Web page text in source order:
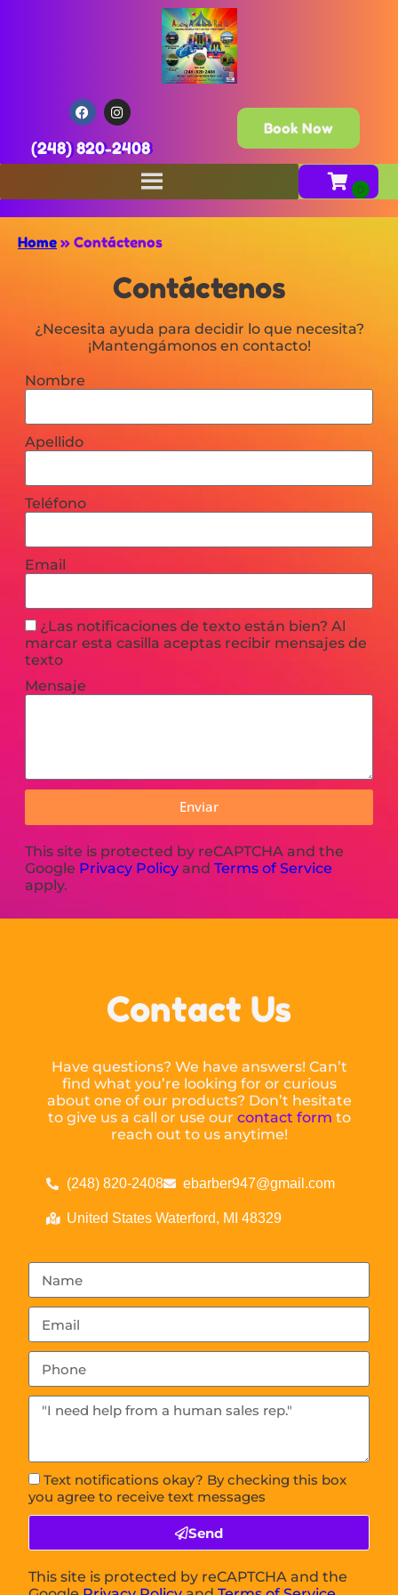
(248) 820-2408
Book Now
Home » Contáctenos
Contáctenos
¿Necesita ayuda para decidir lo que necesita?
¡Mantengámonos en contacto!
Nombre
Apellido
Teléfono
Email
¿Las notificaciones de texto están bien? Al
marcar esta casilla aceptas recibir mensajes de
texto
Mensaje
Enviar
This site is protected by reCAPTCHA and the
Google Privacy Policyand Terms of Service
apply.
Contact Us
Have questions? We have answers! Can’t
find what you’re looking for or curious
about one of our products? Don’t hesitate
to give us a call or use our contact form to
reach out to us anytime!
(248) 820-2408 ebarber947@gmail.com
United States Waterford, MI 48329
Text notifications okay? By checking this box
you agree to receive text messages
Send
This site is protected by reCAPTCHA and the